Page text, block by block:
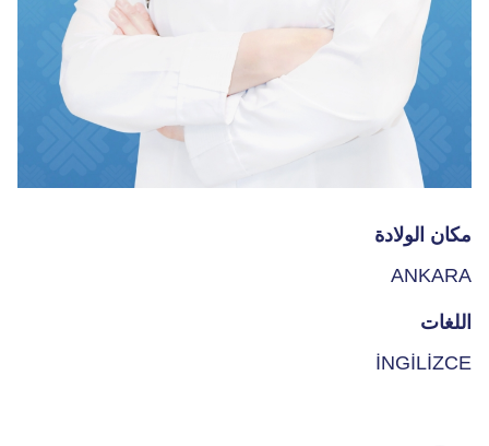
مكان الولادة
ANKARA
اللغات
İNGİLİZCE